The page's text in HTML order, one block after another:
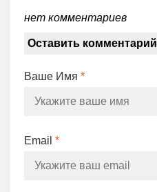
нет комментариев
Оставить комментарий
Ваше Имя *
Email *